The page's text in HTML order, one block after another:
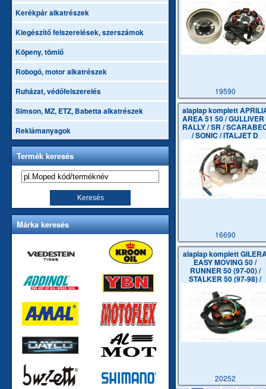
Kerékpár alkatrészek
Kiegészítő felszerelések, szerszámok
Köpeny, tömlő
Robogó, motor alkatrészek
Ruházat, védőfelszerelés
Simson, MZ, ETZ, Babetta alkatrészek
Reklámanyagok
Termék keresés
Márka keresés
19590
alaplap komplett
AREA 51 50 / GULLIVER
RALLY / SR /
/ SONIC / ITALJET D
16690
alaplap komplett
EASY MOVING 50 /
RUNNER 50 (97-00) /
STALKER 50 (97-98) /
20252